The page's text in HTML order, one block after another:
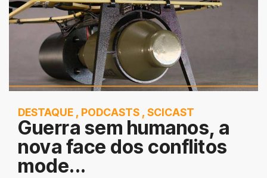
DESTAQUE , PODCASTS , SCICAST
Guerra sem humanos, a
nova face dos conflitos
mode...